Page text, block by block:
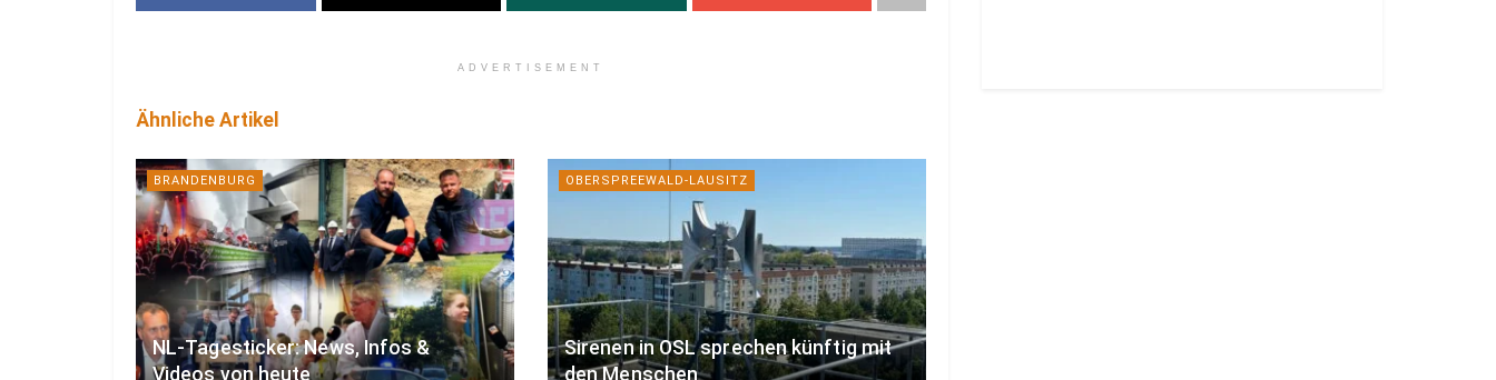
ADVERTISEMENT
Ähnliche Artikel
BRANDENBURG
NL-Tagesticker: News, Infos &
Videos von heute
OBERSPREEWALD-LAUSITZ
Sirenen in OSL sprechen künftig mit
den Menschen